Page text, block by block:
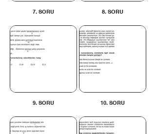
7. SORU 8. SORU
9. SORU 10. SORU